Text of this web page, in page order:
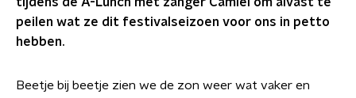
peilen wat ze dit festivalseizoen voor ons in petto
hebben.
Beetje bij beetje zien we de zon weer wat vaker en